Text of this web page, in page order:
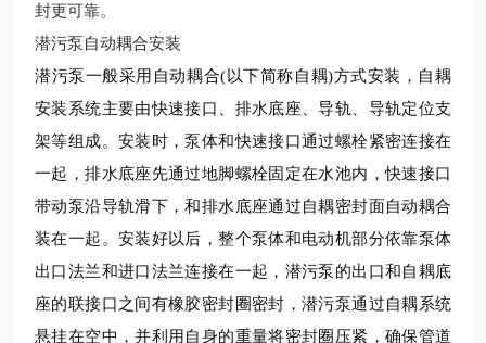
封更可靠。
潜污泵自动耦合安装
潜污泵一般采用自动耦合(以下简称自耦)方式安装，自耦
安装系统主要由快速接口、排水底座、导轨、导轨定位支
架等组成。安装时，泵体和快速接口通过螺栓紧密连接在
一起，排水底座先通过地脚螺栓固定在水池内，快速接口
带动泵沿导轨滑下，和排水底座通过自耦密封面自动耦合
装在一起。安装好以后，整个泵体和电动机部分依靠泵体
出口法兰和进口法兰连接在一起，潜污泵的出口和自耦底
座的联接口之间有橡胶密封圈密封，潜污泵通过自耦系统
悬挂在空中，并利用自身的重量将密封圈压紧，确保管道